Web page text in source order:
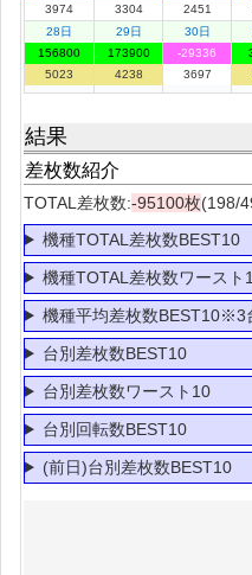
3974
3304
2451
28日
156800
5023
29日
173900
4238
30日
-29336
3697
結果
差枚数紹介
TOTAL差枚数:-95100枚(198/
機種TOTAL差枚数BEST10
機種TOTAL差枚数ワースト
機種平均差枚数BEST10※3
台別差枚数BEST10
台別差枚数ワースト10
台別回転数BEST10
(前日)台別差枚数BEST10